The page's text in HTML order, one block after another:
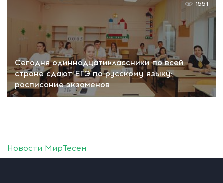
Сегодня одиннадцатиклассники по всей
стране сдают ЕГЭ по русскому языку:
расписание экзаменов
1551
Новости МирТесен